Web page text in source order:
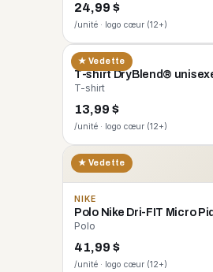
24,99 $
/unité · logo cœur (12+)
★ Vedette
GILDAN
T-shirt DryBlend®
T-shirt
13,99 $
/unité · logo cœur (12+)
★ Vedette
NIKE
Polo Nike Dri-FIT Micro
Polo
41,99 $
/unité · logo cœur (12+)